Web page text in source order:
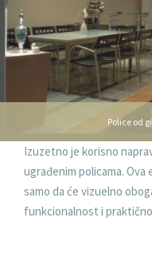
Police od
Izuzetno je korisno
ugrađenim policama.
samo da će vizuelno
funkcionalnost i